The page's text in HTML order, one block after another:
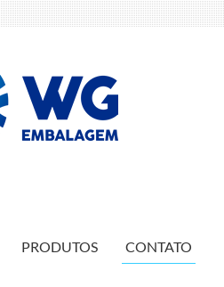
PRODUTOS CONTATO